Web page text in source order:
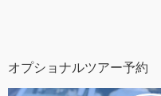
オプショナルツアー予約